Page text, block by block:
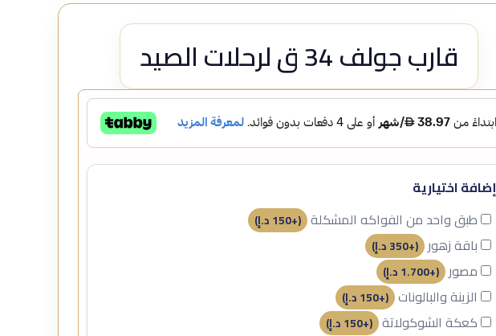
قارب جولف 34 ق لرحلات الصيد
إضافة اختيارية
طبق واحد من الفواكه المشكلة (+
150د.إ)
باقة زهور (+
350د.إ)
مصور (+
1.700د.إ)
الزينة والبالونات (+
150د.إ)
كعكة الشوكولاتة (+
150د.إ)